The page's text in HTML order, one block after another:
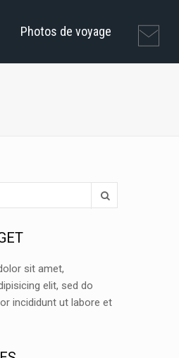
Photos de voyage
sit amet,
elit, sed do
incididunt ut labore et